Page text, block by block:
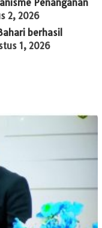
Penanganan
2, 2026
berhasil
1, 2026